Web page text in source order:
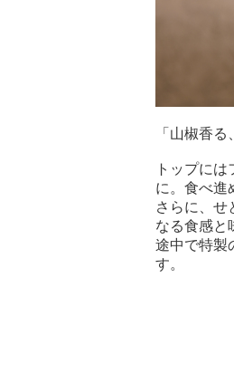
「山椒香
トップに
に。食べ進
さらに、せ
なる食感と
途中で特製
す。